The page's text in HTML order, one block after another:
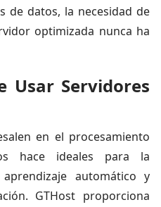
de datos, la necesidad de
optimizada nunca ha
Usar Servidores
en el procesamiento
hace ideales para la
automático y
GTHost proporciona